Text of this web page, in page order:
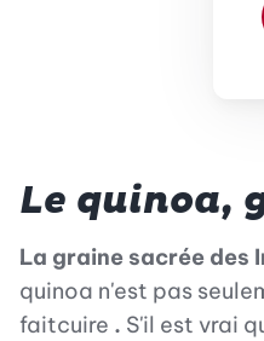
Le quinoa,
La graine sacrée des
quinoa n'est pas
faitcuire . S'il est vrai